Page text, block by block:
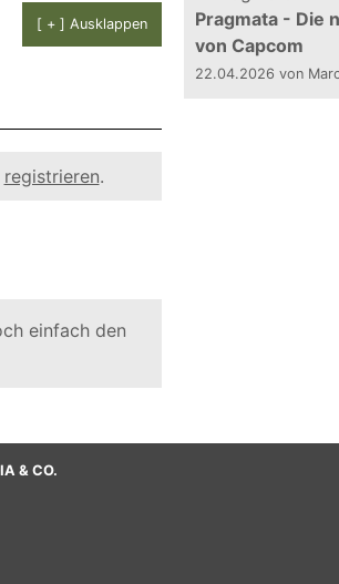
[ + ] Ausklappen
registrieren.
einfach den
Pragmata - Die
von Capcom
22.04.2026 von
& CO.